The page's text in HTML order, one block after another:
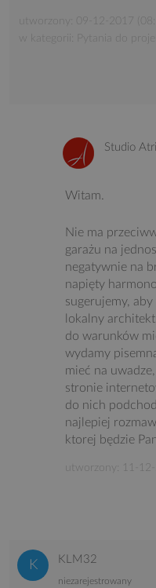
utworzony: 09-12-2017
w kategorii: Pytania do
Studio
Witam.
Nie ma
garażu na
negatywnie na
napięty
sugerujemy,
lokalny
do warunków
wydamy
mieć na
stronie
do nich
najlepiej
ktorej będzie
utworzony: 11-
KLM32
niezarejestrowany